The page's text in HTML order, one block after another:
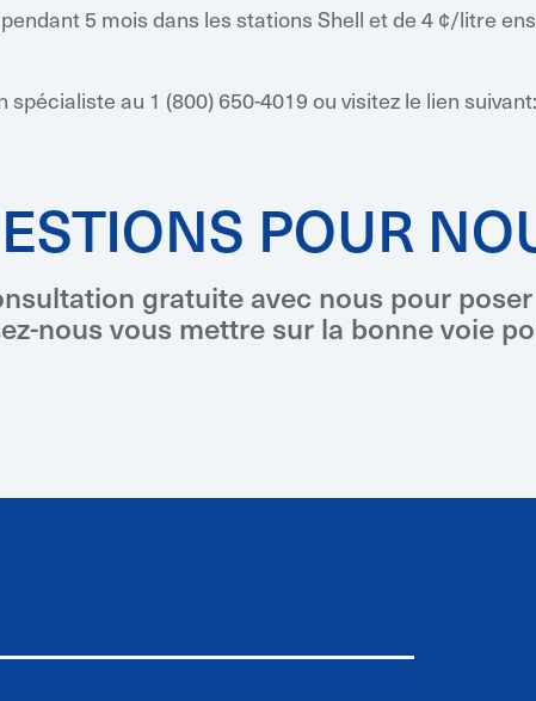
5 mois dans les stations Shell et de 4 ¢/litre
spécialiste au 1 (800) 650-4019 ou visitez le lien suivant:
POUR
gratuite avec nous pour
nous vous mettre sur la bonne voie